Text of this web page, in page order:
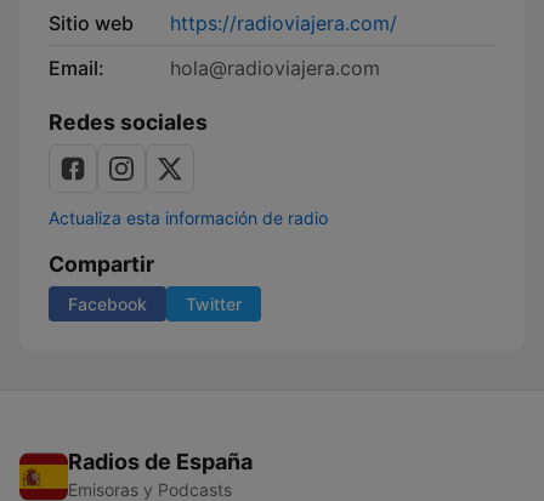
Sitio web
https://radioviajera.com/
Email:
hola@radioviajera.com
Redes sociales
Actualiza esta información de radio
Compartir
Facebook Twitter
Radios de España
Emisoras y Podcasts